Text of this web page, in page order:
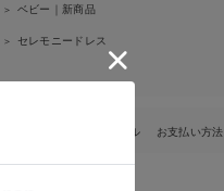
＞ ベビー｜新商品
＞ セレモニードレス
キャンセル お支払い方法